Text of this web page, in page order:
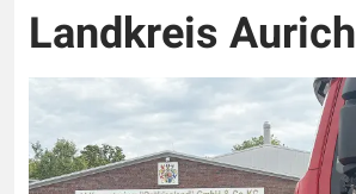
Landkreis Aurich